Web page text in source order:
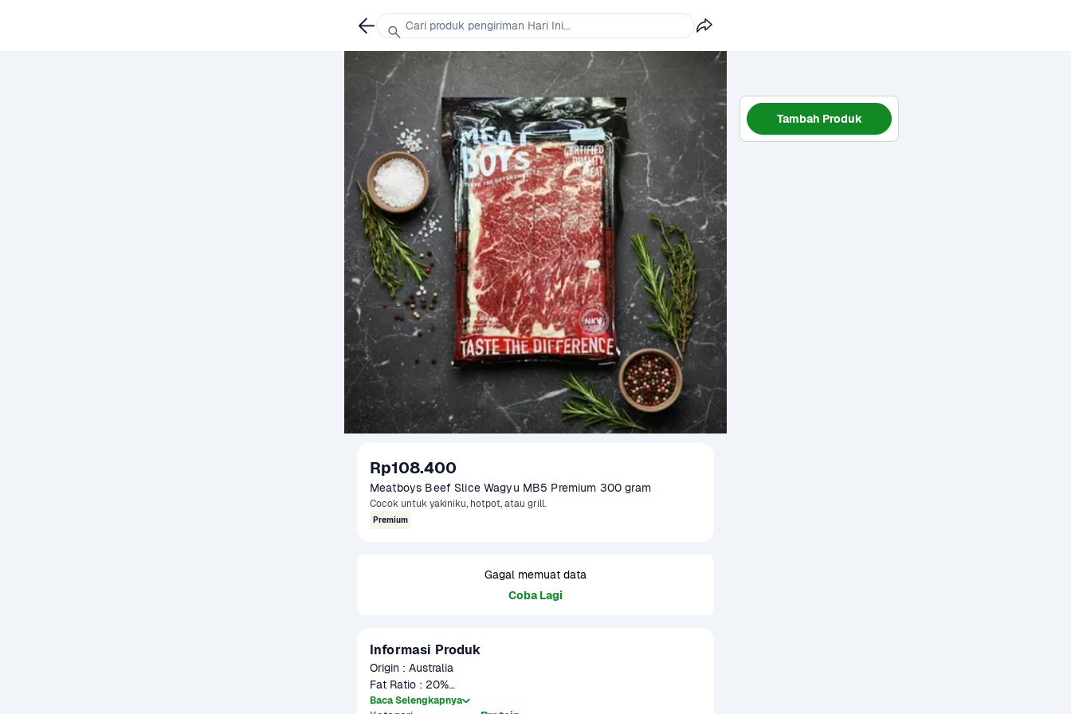
Rp108.400
Meatboys Beef Slice Wagyu MB5 Premium 300 gram
Cocok untuk yakiniku, hotpot, atau grill.
Premium
Gagal memuat data
Coba Lagi
Informasi Produk
Origin : Australia
Fat Ratio : 20%
Gramation : 300 gram
Baca Selengkapnya
Tambah Produk
Cari produk pengiriman Hari Ini...